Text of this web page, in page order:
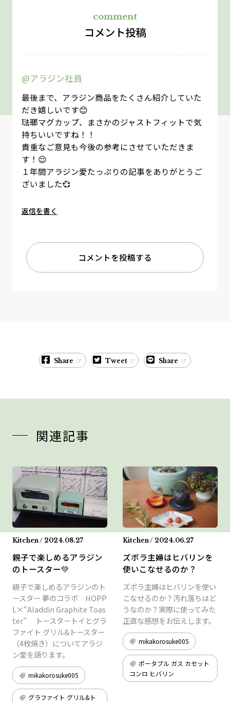
comment
コメント投稿
@アラジン社員
最後まで、アラジン商品をたくさん紹介していた
だき嬉しいです😊
琺瑯マグカップ、まさかのジャストフィットで気
持ちいいですね！！
貴重なご意見も今後の参考にさせていただきま
す！😌
１年間アラジン愛たっぷりの記事をありがとうご
ざいました💞
返信を書く
コメントを投稿する
Share Tweet Share
関連記事
Kitchen / 2024.08.27
親子で楽しめるアラジン
のトースター💚
親子で楽しめるアラジンのト
ースター 夢のコラボ HOPP
L×“Aladdin Graphite Toas
ter” トースタートイとグラ
ファイト グリル&トースター
（4枚焼き）についてアラジ
ン愛を語ります。
mikakorosuke005
グラファイト グリル&ト
Kitchen / 2024.06.27
ズボラ主婦はヒバリンを
使いこなせるのか？
ズボラ主婦はヒバリンを使い
こなせるのか？汚れ落ちはど
うなのか？実際に使ってみた
正直な感想をお伝えします。
mikakorosuke005
ポータブル ガス カセット
コンロ ヒバリン